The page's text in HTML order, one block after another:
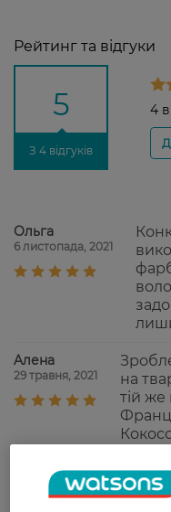
Рейтинг та відгуки
5
З 4 відгуків
4
Ольга
6 листопада, 2021
Aлена
29 травня, 2021
на
тій же
Ольга
26 лютого, 2021